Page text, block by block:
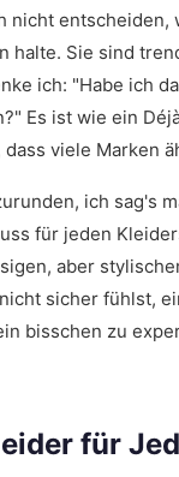
nicht entscheiden,
halte. Sie sind
ich: "Habe ich
Es ist wie ein
viele Marken
ich sag's
für jeden
aber
sicher fühlst,
bisschen zu
für